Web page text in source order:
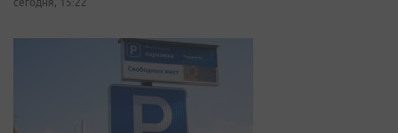
сегодня, 15:22